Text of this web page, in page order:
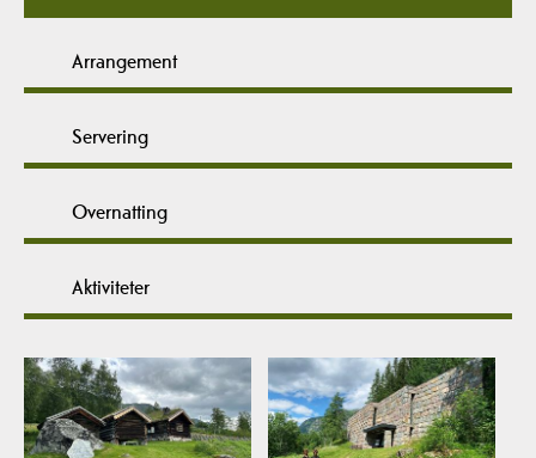
Arrangement
Servering
Overnatting
Aktiviteter